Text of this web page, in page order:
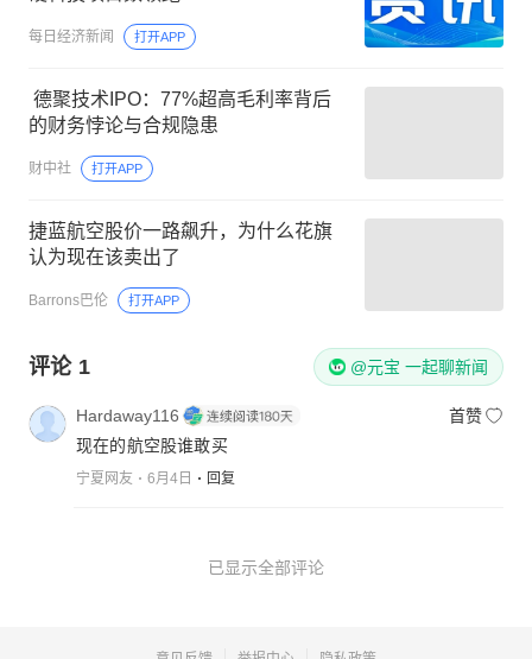
每日经济新闻 打开APP
的财务悖论与合规隐患
财中社 打开APP
捷蓝航空股价一路飙升，为什么花旗
认为现在该卖出了
Barrons巴伦 打开APP
评论 1 @元宝 一起聊新闻
Hardaway116
首赞
现在的航空股谁敢买
宁夏网友 6月4日 回复
已显示全部评论